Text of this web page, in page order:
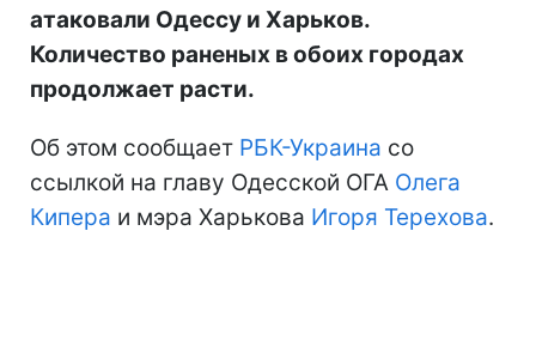
атаковали Одессу и Харьков.
Количество раненых в обоих городах
продолжает расти.
Об этом сообщает РБК-Украина со
ссылкой на главу Одесской ОГА Олега
Кипера и мэра Харькова Игоря Терехова.